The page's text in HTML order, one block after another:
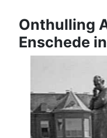
Onthulling
Enschede